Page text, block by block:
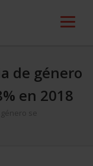
de género
en 2018
se